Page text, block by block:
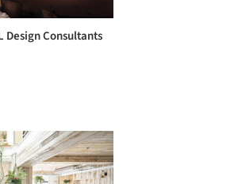
Design Consultants